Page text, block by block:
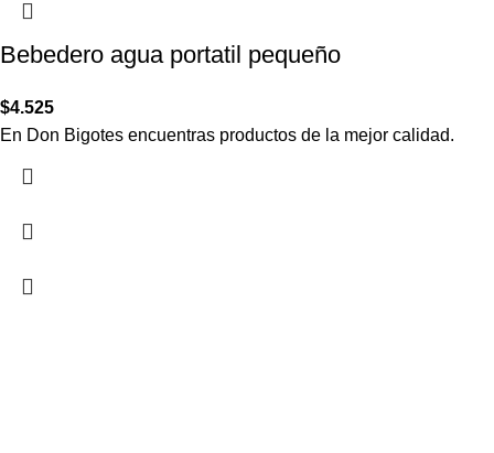
Bebedero agua portatil pequeño
$4.525
En Don Bigotes encuentras productos de la mejor calidad.